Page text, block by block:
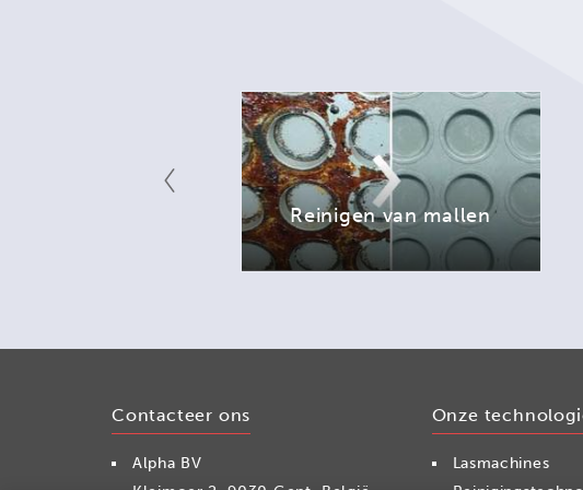
Reinigen van mallen
Contacteer ons
Alpha BV
Onze
Lasmachines